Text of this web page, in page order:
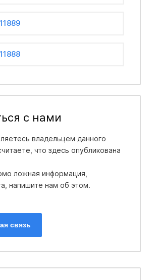
с нами
владельцем данного
что здесь опубликована
ложная информация,
напишите нам об этом.
связь